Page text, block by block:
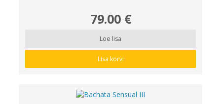
79.00 €
Loe lisa
Lisa korvi